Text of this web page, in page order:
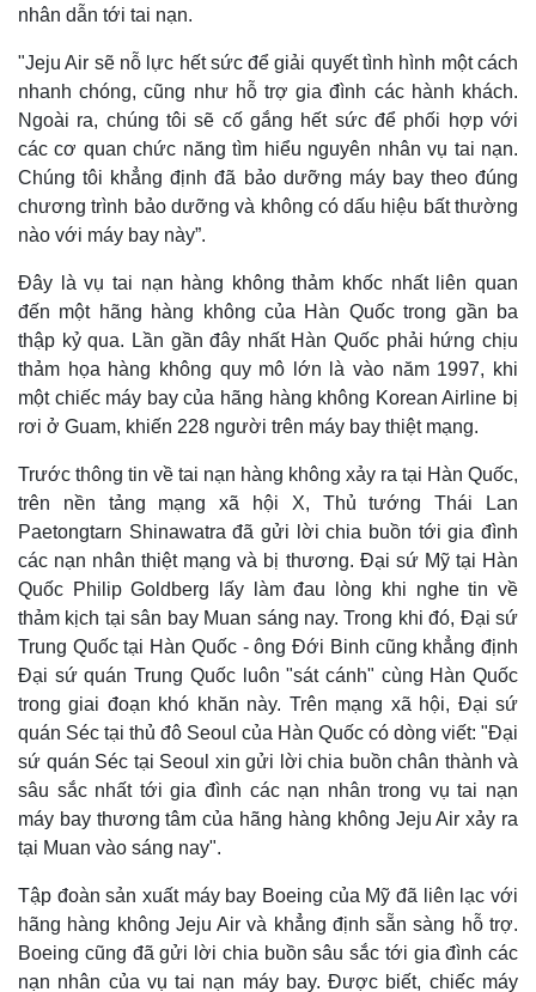
Pháp luật
Vụ án
Tin nóng
Tư vấn luật
Quân sự - Quốc phòng
Vũ khí
Việt Nam
Phân tích
nhân dẫn tới tai nạn.
"Jeju Air sẽ nỗ lực hết sức để giải quyết tình hình một cách
nhanh chóng, cũng như hỗ trợ gia đình các hành khách.
Ngoài ra, chúng tôi sẽ cố gắng hết sức để phối hợp với
các cơ quan chức năng tìm hiểu nguyên nhân vụ tai nạn.
Chúng tôi khẳng định đã bảo dưỡng máy bay theo đúng
chương trình bảo dưỡng và không có dấu hiệu bất thường
nào với máy bay này”.
Đây là vụ tai nạn hàng không thảm khốc nhất liên quan
đến một hãng hàng không của Hàn Quốc trong gần ba
thập kỷ qua. Lần gần đây nhất Hàn Quốc phải hứng chịu
thảm họa hàng không quy mô lớn là vào năm 1997, khi
một chiếc máy bay của hãng hàng không Korean Airline bị
rơi ở Guam, khiến 228 người trên máy bay thiệt mạng.
Trước thông tin về tai nạn hàng không xảy ra tại Hàn Quốc,
trên nền tảng mạng xã hội X, Thủ tướng Thái Lan
Paetongtarn Shinawatra đã gửi lời chia buồn tới gia đình
các nạn nhân thiệt mạng và bị thương. Đại sứ Mỹ tại Hàn
Quốc Philip Goldberg lấy làm đau lòng khi nghe tin về
thảm kịch tại sân bay Muan sáng nay. Trong khi đó, Đại sứ
Trung Quốc tại Hàn Quốc - ông Đới Binh cũng khẳng định
Đại sứ quán Trung Quốc luôn "sát cánh" cùng Hàn Quốc
trong giai đoạn khó khăn này. Trên mạng xã hội, Đại sứ
quán Séc tại thủ đô Seoul của Hàn Quốc có dòng viết: "Đại
sứ quán Séc tại Seoul xin gửi lời chia buồn chân thành và
sâu sắc nhất tới gia đình các nạn nhân trong vụ tai nạn
máy bay thương tâm của hãng hàng không Jeju Air xảy ra
tại Muan vào sáng nay".
Tập đoàn sản xuất máy bay Boeing của Mỹ đã liên lạc với
hãng hàng không Jeju Air và khẳng định sẵn sàng hỗ trợ.
Boeing cũng đã gửi lời chia buồn sâu sắc tới gia đình các
nạn nhân của vụ tai nạn máy bay. Được biết, chiếc máy